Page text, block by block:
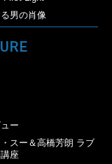
男の肖像
ー
スー＆高橋芳朗 ラブ
座